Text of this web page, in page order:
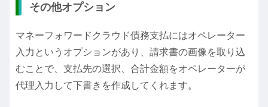
その他オプション
マネーフォワードクラウド債務支払にはオペレーター
入力というオプションがあり、請求書の画像を取り込
むことで、支払先の選択、合計金額をオペレーターが
代理入力して下書きを作成してくれます。